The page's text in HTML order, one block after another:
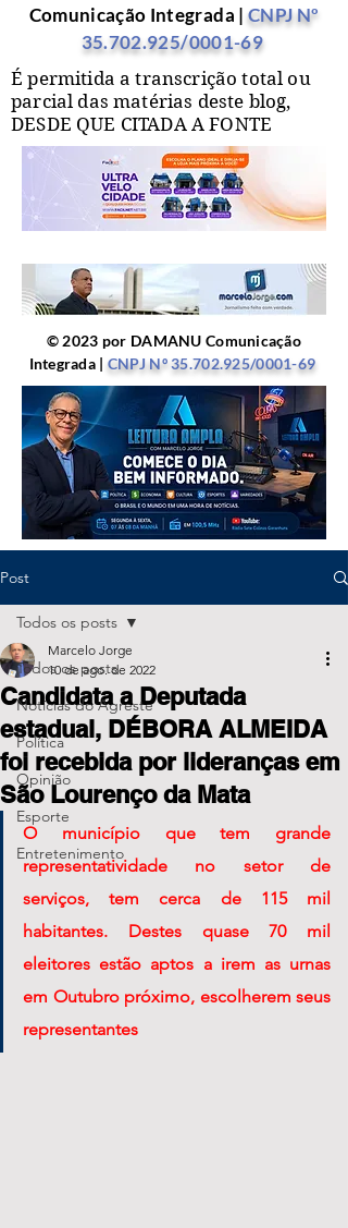
Comunicação Integrada | CNPJ Nº
35.702.925/0001-69
É permitida a transcrição total ou
parcial das matérias deste blog,
DESDE QUE CITADA A FONTE
© 2023 por DAMANU Comunicação
Integrada | CNPJ Nº35.702.925/0001-69
Post
Todos os posts
Notícias do Agreste
Política
Opinião
Esporte
Entretenimento
Todos os posts
Candidata a Deputada
estadual, DÉBORA ALMEIDA
foi recebida por lideranças em
São Lourenço da Mata
Marcelo Jorge
10 de ago. de 2022
O município que tem grande
representatividade no setor de
serviços, tem cerca de 115 mil
habitantes. Destes quase 70 mil
eleitores estão aptos a irem as urnas
em Outubro próximo, escolherem seus
representantes